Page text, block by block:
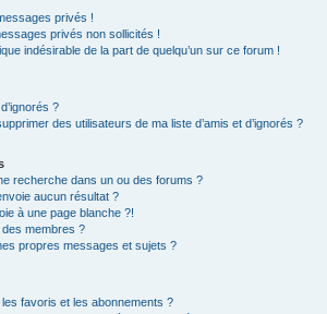
privés !
privés non sollicités !
indésirable de la part de quelqu’un sur ce forum !
?
des utilisateurs de ma liste d’amis et d’ignorés ?
recherche dans un ou des forums ?
aucun résultat ?
à une page blanche ?!
membres ?
propres messages et sujets ?
favoris et les abonnements ?